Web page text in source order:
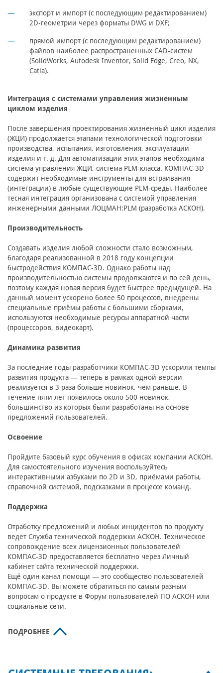
экспорт и импорт (с последующим редактированием)
2D-геометрии через форматы DWG и DXF;
прямой импорт (с последующим редактированием)
файлов наиболее распространенных CAD-систем
(SolidWorks, Autodesk Inventor, Solid Edge, Creo, NX,
Catia).
Интеграция с системами управления жизненным
циклом изделия
После завершения проектирования жизненный цикл изделия
(ЖЦИ) продолжается этапами технологической подготовки
производства, испытания, изготовления, эксплуатации
изделия и т. д. Для автоматизации этих этапов необходима
система управления ЖЦИ, система PLM-класса. КОМПАС-3D
содержит необходимые инструменты для встраивания
(интеграции) в любые существующие PLM-среды. Наиболее
тесная интеграция организована с системой управления
инженерными данными ЛОЦМАН:PLM (разработка АСКОН).
Производительность
Создавать изделия любой сложности стало возможным,
благодаря реализованной в 2018 году концепции
быстродействия КОМПАС-3D. Однако работы над
производительностью системы продолжаются и по сей день,
поэтому каждая новая версия будет быстрее предыдущей. На
данный момент ускорено более 50 процессов, внедрены
специальные приёмы работы с большими сборками,
используются необходимые ресурсы аппаратной части
(процессоров, видеокарт).
Динамика развития
За последние годы разработчики КОМПАС-3D ускорили темпы
развития продукта — теперь в рамках одной версии
реализуется в 3 раза больше новинок, чем раньше. В
течение пяти лет появилось около 500 новинок,
большинство из которых были разработаны на основе
предложений пользователей.
Освоение
Пройдите базовый курс обучения в офисах компании АСКОН.
Для самостоятельного изучения воспользуйтесь
интерактивными азбуками по 2D и 3D, приёмами работы,
справочной системой, подсказками в процессе команд.
Поддержка
Отработку предложений и любых инцидентов по продукту
ведет Служба технической поддержки АСКОН. Техническое
сопровождение всех лицензионных пользователей
КОМПАС-3D предоставляется бесплатно через Личный
кабинет сайта технической поддержки.
Ещё один канал помощи — это сообщество пользователей
КОМПАС-3D. Вы можете обратиться по самым разным
вопросам о продукте в Форум пользователей ПО АСКОН или
социальные сети.
ПОДРОБНЕЕ